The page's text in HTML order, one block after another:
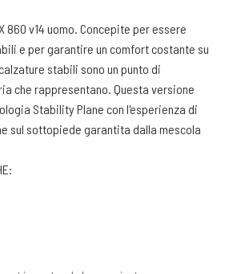
860 v14 uomo. Concepite per essere
e per garantire un comfort costante su
stabili sono un punto di
che rappresentano. Questa versione
Stability Plane con l'esperienza di
sul sottopiede garantita dalla mescola
inserti termoplastici che servono a dare